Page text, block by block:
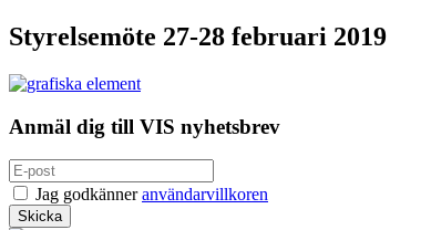
Styrelsemöte 27-28 februari 2019
Anmäl dig till VIS nyhetsbrev
Jag godkänneranvändarvillkoren